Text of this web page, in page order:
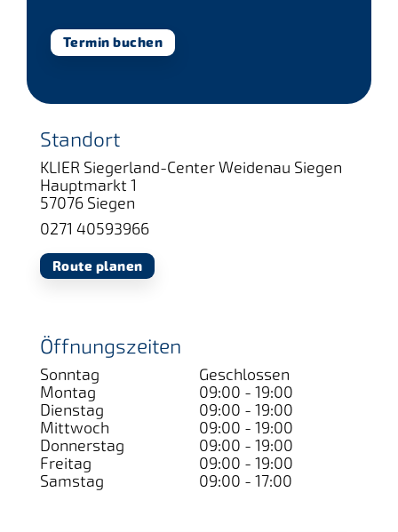
Termin buchen
Standort
KLIER Siegerland-Center Weidenau Siegen
Hauptmarkt 1
57076 Siegen
0271 40593966
Route planen
Öffnungszeiten
Sonntag
Geschlossen
Montag
09:00 - 19:00
Dienstag
09:00 - 19:00
Mittwoch
09:00 - 19:00
Donnerstag
09:00 - 19:00
Freitag
09:00 - 19:00
Samstag
09:00 - 17:00